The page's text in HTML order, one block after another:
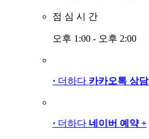
점 심 시 간
오후 1:00 - 오후 2:00
· 더하다 카카오톡 상담
· 더하다 네이버 예약 +